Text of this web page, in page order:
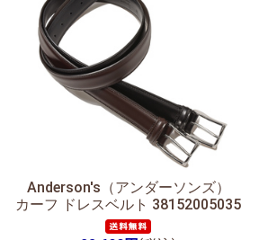
Anderson's（アンダーソンズ）
カーフ ドレスベルト 38152005035